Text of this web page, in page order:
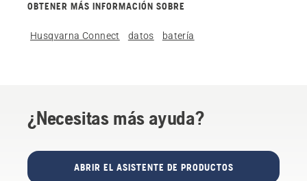
OBTENER MÁS INFORMACIÓN SOBRE
Husqvarna Connect datos batería
¿Necesitas más ayuda?
ABRIR EL ASISTENTE DE PRODUCTOS